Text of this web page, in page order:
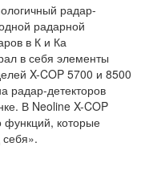
радар-
радарной
в К и Ка
в себя элементы
X-COP 5700 и 8500
радар-детекторов
В Neoline X-COP
функций, которые
себя».